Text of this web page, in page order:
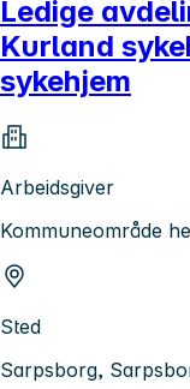
Ledige
Kurland
sykehjem
Arbeidsgiver
Kommuneområde
Sted
Sarpsborg,